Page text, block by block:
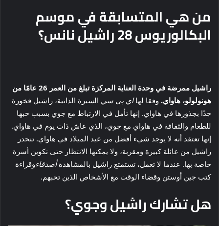
من هي المتسابقة في موسم
البكالوريوس 28 راشيل نانس؟
راشيل ممرضة في وحدة العناية المركزة تبلغ من العمر 26 عامًا من
هونولولو، هاواي. وفقا لهااي بي سي السيرة الذاتية، راشيل فخورة
جدًا بجذورها في هاواي. إنها تأمل في الارتباط مع جوي بسبب حبها
للطعام والثقافة في هاواي مع جوي، الذي عاش ذات يوم في هاواي.
إنها تعتقد أنه لا يوجد شيء أفضل من عيد الميلاد في هاواي. تنحدر
راشيل من عائلة كبيرة ومقربة، ولا يمكنها الانتظار حتى تكوين أسرة
خاصة بها. عندما لا تعمل، تستمتع راشيل بالمشاهدةأصدقاءوقراءة
كتب جين أوستن وقضاء الوقت مع الأشخاص الذين تحبهم.
هل تشارك راشيل وجوي؟